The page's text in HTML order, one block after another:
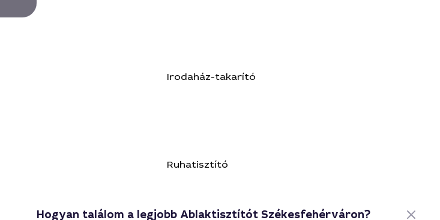
Irodaház-takarító
Ruhatisztító
Hogyan találom a legjobb Ablaktisztítót Székesfehérváron?